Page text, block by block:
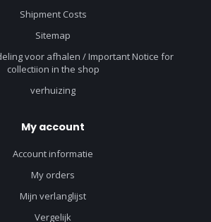
Shipment Costs
Sitemap
voor afhalen / Important Notice for
collectiion in the shop
verhuizing
My account
Account informatie
My orders
Mijn verlanglijst
Vergelijk